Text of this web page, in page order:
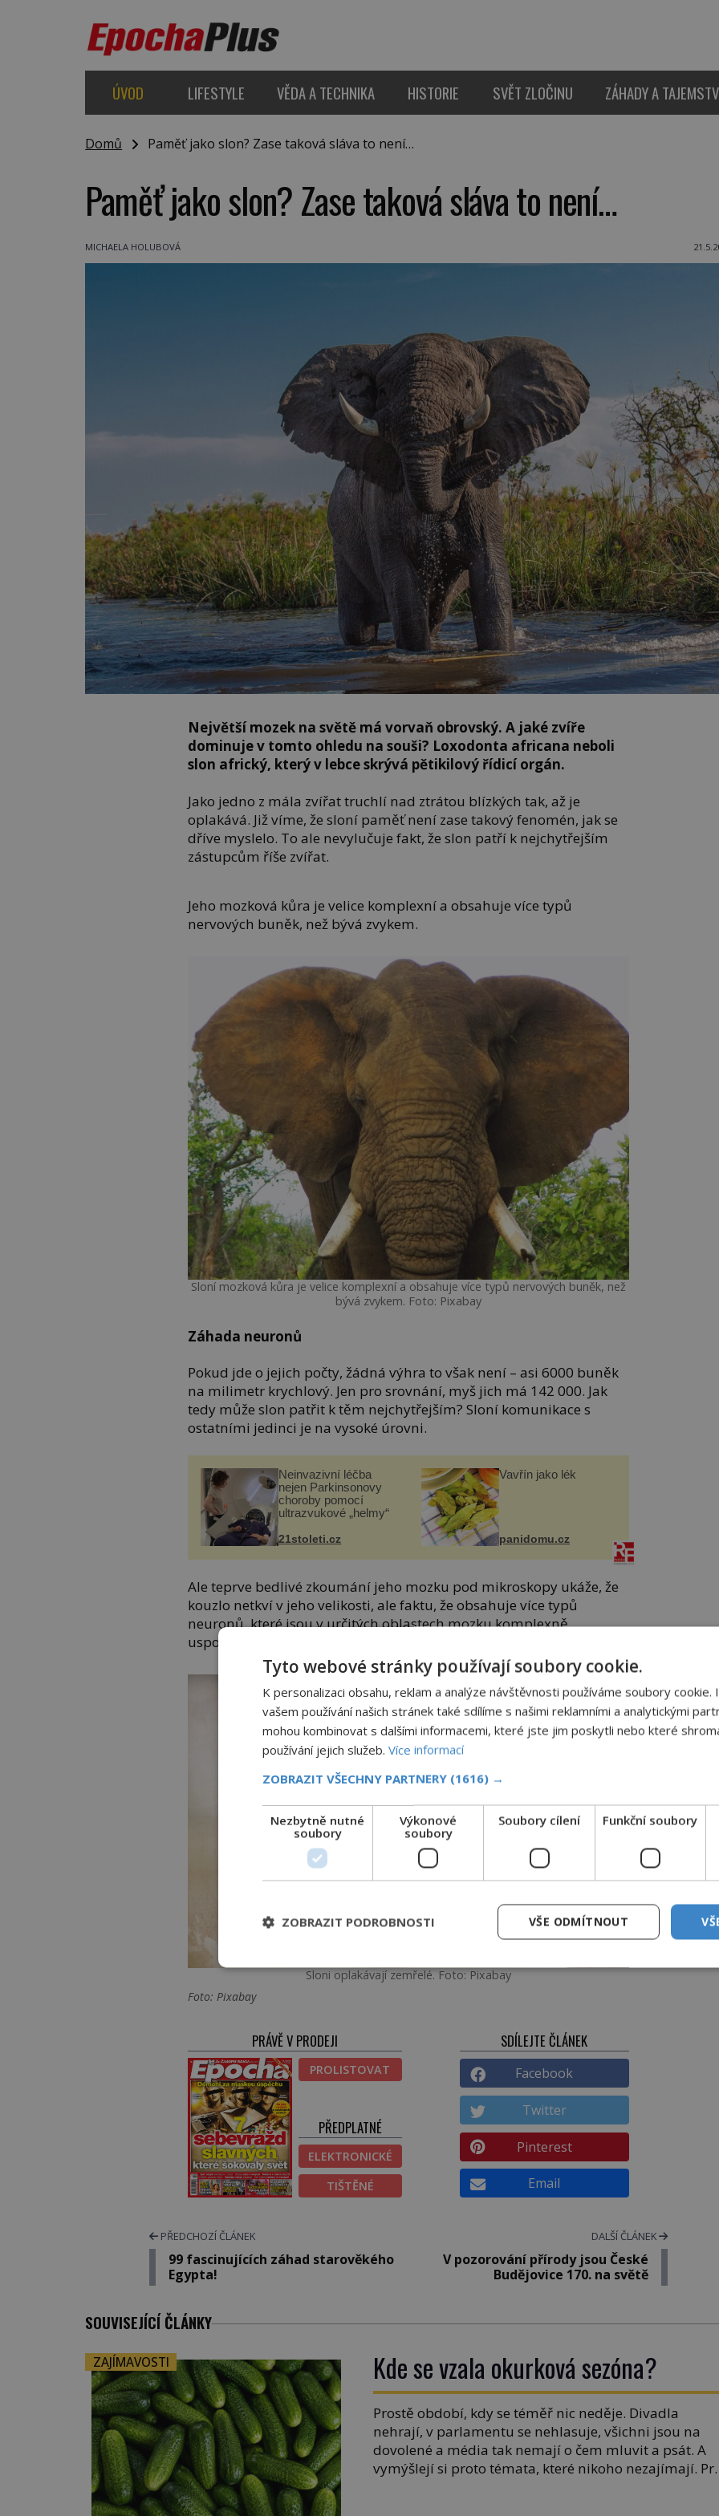
ÚVOD LIFESTYLE VĚDA A TECHNIKA HISTORIE SVĚT ZLOČINU ZÁHADY A
Domů Paměť jako slon? Zase taková sláva to není…
Paměť jako slon? Zase taková sláva to není…
MICHAELA HOLUBOVÁ
Největší mozek na světě má vorvaň obrovský. A jaké zvíře
dominuje v tomto ohledu na souši? Loxodonta africana neboli
slon africký, který v lebce skrývá pětikilový řídicí orgán.
Jako jedno z mála zvířat truchlí nad ztrátou blízkých tak, až je
oplakává. Již víme, že sloní paměť není zase takový fenomén, jak se
dříve myslelo. To ale nevylučuje fakt, že slon patří k nejchytřejším
zástupcům říše zvířat.
Jeho mozková kůra je velice komplexní a obsahuje více typů
nervových buněk, než bývá zvykem.
Sloní mozková kůra je velice komplexní a obsahuje více typů nervových buněk, než
bývá zvykem. Foto: Pixabay
Záhada neuronů
Pokud jde o jejich počty, žádná výhra to však není – asi 6000 buněk
na milimetr krychlový. Jen pro srovnání, myš jich má 142 000. Jak
tedy může slon patřit k těm nejchytřejším? Sloní komunikace s
ostatními jedinci je na vysoké úrovni.
Neinvazivní léčba
nejen Parkinsonovy
choroby pomocí
ultrazvukové „helmy“
21stoleti.cz
Vavřín jako lék
panidomu.cz
Ale teprve bedlivé zkoumání jeho mozku pod mikroskopy ukáže, že
kouzlo netkví v jeho velikosti, ale faktu, že obsahuje více typů
neuronů, které jsou v určitých oblastech mozku komplexně
uspořádány.
Sloni oplakávají zemřelé. Foto: Pixabay
Foto: Pixabay
PRÁVĚ V PRODEJI
PROLISTOVAT
PŘEDPLATNÉ
ELEKTRONICKÉ
TIŠTĚNÉ
SDÍLEJTE ČLÁNEK
Facebook
Twitter
Pinterest
Email
PŘEDCHOZÍ ČLÁNEK
99 fascinujících záhad starověkého
Egypta!
DALŠÍ ČLÁNEK
V pozorování přírody jsou České
Budějovice 170. na světě
SOUVISEJÍCÍ ČLÁNKY
ZAJÍMAVOSTI Kde se vzala okurková sezóna?
Prostě období, kdy se téměř nic neděje. Divadla
nehrají, v parlamentu se nehlasuje, všichni jsou na
dovolené a média tak nemají o čem mluvit a psát. A
vymýšlejí si proto témata, které nikoho nezajímají.
Tyto webové stránky používají soubory cookie.
K personalizaci obsahu, reklam a analýze návštěvnosti používáme soubory cookie.
vašem používání našich stránek také sdílíme s našimi reklamními a analytickými
mohou kombinovat s dalšími informacemi, které jste jim poskytli nebo které
používání jejich služeb. Více informací
ZOBRAZIT VŠECHNY PARTNERY (1616) →
Nezbytně nutné
soubory
Výkonové
soubory
Soubory cílení Funkční soubory
VŠE ODMÍTNOUT
ZOBRAZIT PODROBNOSTI